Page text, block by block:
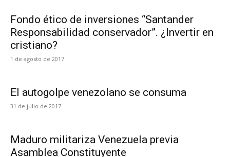
Fondo ético de inversiones “Santander
Responsabilidad conservador”. ¿Invertir en
cristiano?
1 de agosto de 2017
El autogolpe venezolano se consuma
31 de julio de 2017
Maduro militariza Venezuela previa
Asamblea Constituyente